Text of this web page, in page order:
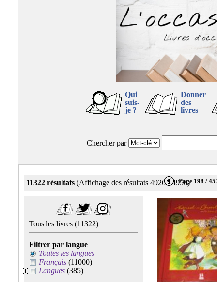
Qui
suis-
je ?
Donner
des
livres
Chercher par
11322 résultats (Affichage des résultats 4926 - 4950)Page 198 /
Tous les livres (11322)
Filtrer par langue
Toutes les langues
Français (11000)
Langues (385)